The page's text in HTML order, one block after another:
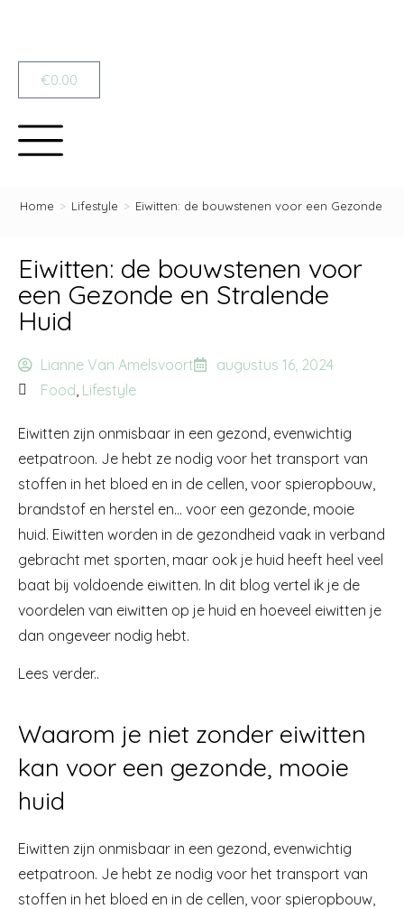
€0.00
Home > Lifestyle > Eiwitten: de bouwstenen voor een Gezonde en
Eiwitten: de bouwstenen voor
een Gezonde en Stralende
Huid
Lianne Van Amelsvoort
augustus 16, 2024
Food, Lifestyle
Eiwitten zijn onmisbaar in een gezond, evenwichtig
eetpatroon. Je hebt ze nodig voor het transport van
stoffen in het bloed en in de cellen, voor spieropbouw,
brandstof en herstel en… voor een gezonde, mooie
huid. Eiwitten worden in de gezondheid vaak in verband
gebracht met sporten, maar ook je huid heeft heel veel
baat bij voldoende eiwitten. In dit blog vertel ik je de
voordelen van eiwitten op je huid en hoeveel eiwitten je
dan ongeveer nodig hebt.
Lees verder..
Waarom je niet zonder eiwitten
kan voor een gezonde, mooie
huid
Eiwitten zijn onmisbaar in een gezond, evenwichtig
eetpatroon. Je hebt ze nodig voor het transport van
stoffen in het bloed en in de cellen, voor spieropbouw,